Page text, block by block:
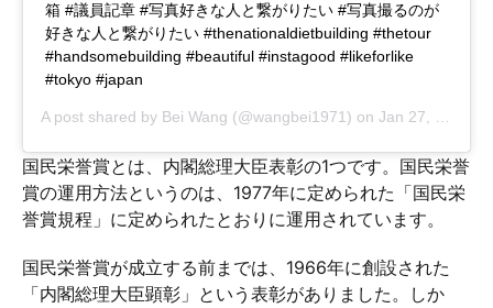
箱 #議員記章 #写真好きな人と繋がりたい #写真撮るのが
好きな人と繋がりたい #thenationaldietbuilding #thetour
#handsomebuilding #beautiful #instagood #likeforlike
#tokyo #japan
A post shared by Bei Wang (@wangbei1971) on Jan 27, 2019 at 7:10pm PST
国民栄誉賞とは、内閣総理大臣表彰の1つです。国民栄誉
賞の運用方法というのは、1977年に定められた「国民栄
誉賞規程」に定められたとおりに運用されています。
国民栄誉賞が成立する前までは、1966年に創設された
「内閣総理大臣顕彰」という表彰がありました。しか